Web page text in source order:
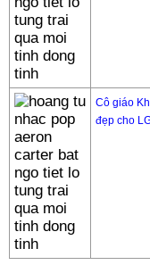
Cô giáo
đẹp cho